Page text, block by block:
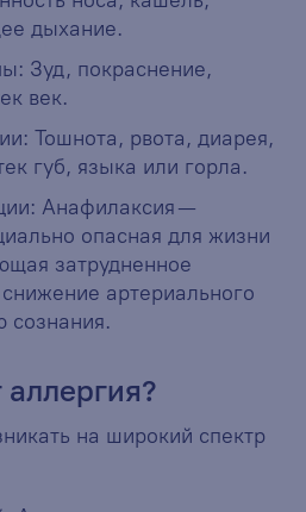
дыхание.
Зуд, покраснение,
век.
Тошнота, рвота, диарея,
губ, языка или горла.
Анафилаксия —
опасная для жизни
затрудненное
артериального
сознания.
на широкий спектр